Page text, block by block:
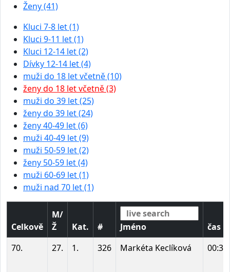
Ženy (41)
Kluci 7-8 let (1)
Kluci 9-11 let (1)
Kluci 12-14 let (2)
Dívky 12-14 let (4)
muži do 18 let včetně (10)
ženy do 18 let včetně (3)
muži do 39 let (25)
ženy do 39 let (24)
ženy 40-49 let (6)
muži 40-49 let (9)
muži 50-59 let (2)
ženy 50-59 let (4)
muži 60-69 let (1)
muži nad 70 let (1)
Celkově
M/
Ž
Kat. # Jméno
čas
70.
27. 1. 326 Markéta Keclíková